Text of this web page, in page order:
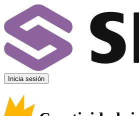
Inicia sesión